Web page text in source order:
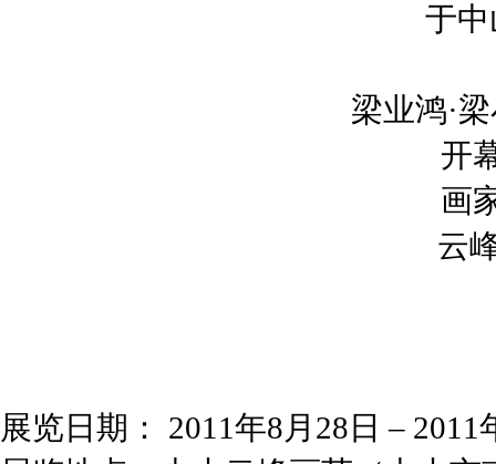
于
梁业鸿·
开
画
云
展览日期： 2011年8月28日 – 2011